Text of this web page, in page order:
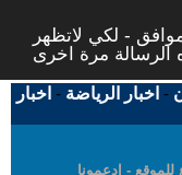
- لكي لاتظهر
- اخبار الرياضة - اخبار
للموقع - ادعمونا